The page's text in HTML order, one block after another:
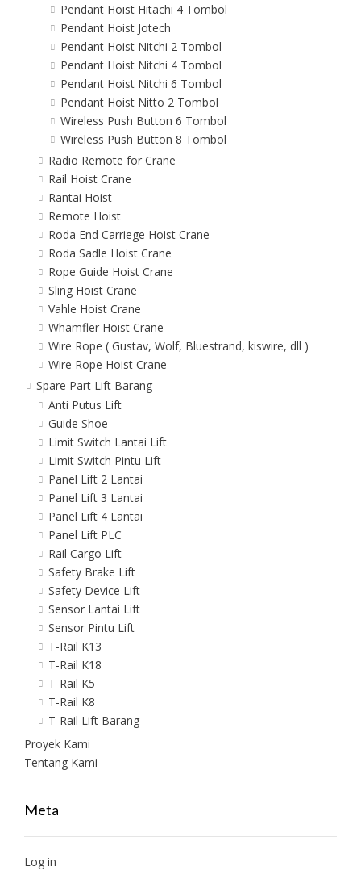
Pendant Hoist Hitachi 4 Tombol
Pendant Hoist Jotech
Pendant Hoist Nitchi 2 Tombol
Pendant Hoist Nitchi 4 Tombol
Pendant Hoist Nitchi 6 Tombol
Pendant Hoist Nitto 2 Tombol
Wireless Push Button 6 Tombol
Wireless Push Button 8 Tombol
Radio Remote for Crane
Rail Hoist Crane
Rantai Hoist
Remote Hoist
Roda End Carriege Hoist Crane
Roda Sadle Hoist Crane
Rope Guide Hoist Crane
Sling Hoist Crane
Vahle Hoist Crane
Whamfler Hoist Crane
Wire Rope ( Gustav, Wolf, Bluestrand, kiswire, dll )
Wire Rope Hoist Crane
Spare Part Lift Barang
Anti Putus Lift
Guide Shoe
Limit Switch Lantai Lift
Limit Switch Pintu Lift
Panel Lift 2 Lantai
Panel Lift 3 Lantai
Panel Lift 4 Lantai
Panel Lift PLC
Rail Cargo Lift
Safety Brake Lift
Safety Device Lift
Sensor Lantai Lift
Sensor Pintu Lift
T-Rail K13
T-Rail K18
T-Rail K5
T-Rail K8
T-Rail Lift Barang
Proyek Kami
Tentang Kami
Meta
Log in